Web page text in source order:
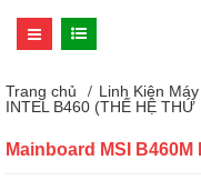
Trang chủ Linh Kiện
INTEL B460 (THẾ HỆ THỨ
Mainboard MSI B460M